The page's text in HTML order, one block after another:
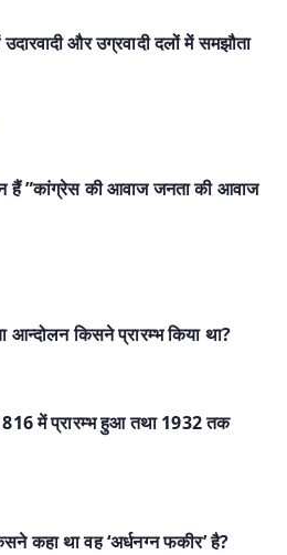
और उग्रवादी दलों में समझौता
”कांग्रेस की आवाज जनता की आवाज
किसने प्रारम्‍भ किया था?
में प्रारम्‍भ हुआ तथा 1932 तक
कहा था वह ‘अर्धनग्‍न फकीर’ है?